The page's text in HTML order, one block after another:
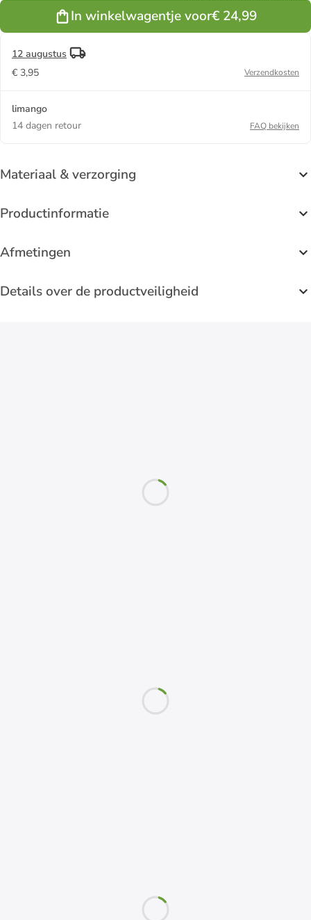
In winkelwagentje voor€ 24,99
12 augustus
€ 3,95
Verzendkosten
limango
14 dagen retour
FAQ bekijken
Materiaal & verzorging
Productinformatie
Afmetingen
Details over de productveiligheid